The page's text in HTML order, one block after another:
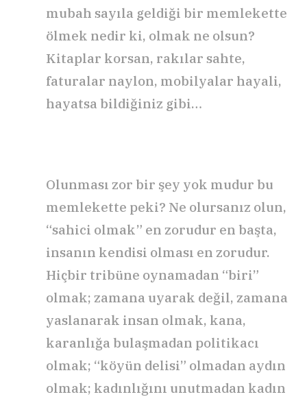
mubah sayıla geldiği bir memlekette
ölmek nedir ki, olmak ne olsun?
Kitaplar korsan, rakılar sahte,
faturalar naylon, mobilyalar hayali,
hayatsa bildiğiniz gibi…
Olunması zor bir şey yok mudur bu
memlekette peki? Ne olursanız olun,
“sahici olmak” en zorudur en başta,
insanın kendisi olması en zorudur.
Hiçbir tribüne oynamadan “biri”
olmak; zamana uyarak değil, zamana
yaslanarak insan olmak, kana,
karanlığa bulaşmadan politikacı
olmak; “köyün delisi” olmadan aydın
olmak; kadınlığını unutmadan kadın